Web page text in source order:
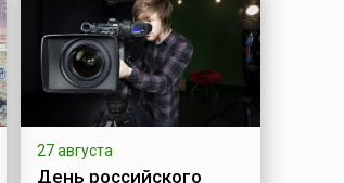
27 августа
День российского